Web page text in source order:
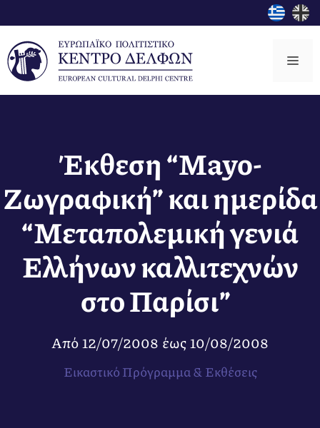
σε
περιεχόμενο
Έκθεση “Mayo-
Ζωγραφική” και ημερίδα
“Μεταπολεμική γενιά
Ελλήνων καλλιτεχνών
στο Παρίσι”
Από12/07/2008 έως10/08/2008
Εικαστικό Πρόγραμμα & Εκθέσεις